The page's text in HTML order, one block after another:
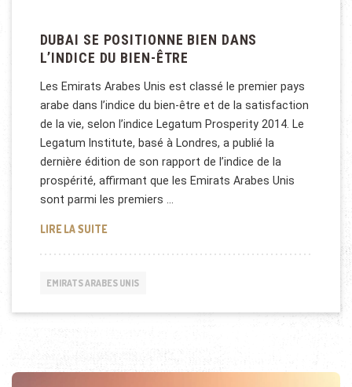
DUBAI SE POSITIONNE BIEN DANS
L’INDICE DU BIEN-ÊTRE
Les Emirats Arabes Unis est classé le premier pays
arabe dans l’indice du bien-être et de la satisfaction
de la vie, selon l’indice Legatum Prosperity 2014. Le
Legatum Institute, basé à Londres, a publié la
dernière édition de son rapport de l’indice de la
prospérité, affirmant que les Emirats Arabes Unis
sont parmi les premiers …
LIRE LA SUITEDUBAI SE POSITIONNE BIEN DANS L’INDICE DU
EMIRATS ARABES UNIS